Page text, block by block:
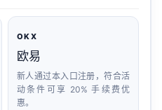
OKX
欧易
新人通过本入口注册，符合活
动条件可享 20% 手续费优
惠。